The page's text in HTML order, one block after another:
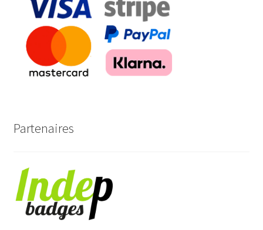
Partenaires